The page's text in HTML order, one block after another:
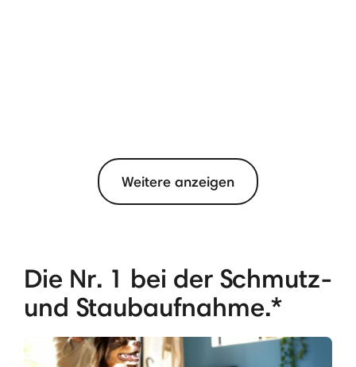
Weitere anzeigen
Die Nr. 1 bei der Schmutz-
und Staubaufnahme.*